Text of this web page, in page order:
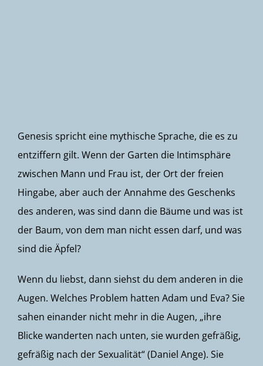
Genesis spricht eine mythische Sprache, die es zu
entziffern gilt. Wenn der Garten die Intimsphäre
zwischen Mann und Frau ist, der Ort der freien
Hingabe, aber auch der Annahme des Geschenks
des anderen, was sind dann die Bäume und was ist
der Baum, von dem man nicht essen darf, und was
sind die Äpfel?
Wenn du liebst, dann siehst du dem anderen in die
Augen. Welches Problem hatten Adam und Eva? Sie
sahen einander nicht mehr in die Augen, „ihre
Blicke wanderten nach unten, sie wurden gefräßig,
gefräßig nach der Sexualität“ (Daniel Ange). Sie